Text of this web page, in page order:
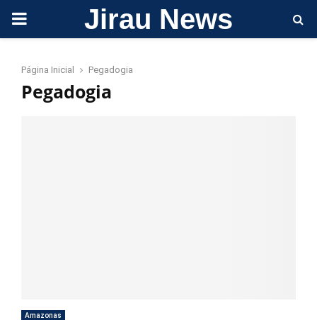
PRIMARY Jirau News
Página Inicial Pegadogia
Pegadogia
Amazonas